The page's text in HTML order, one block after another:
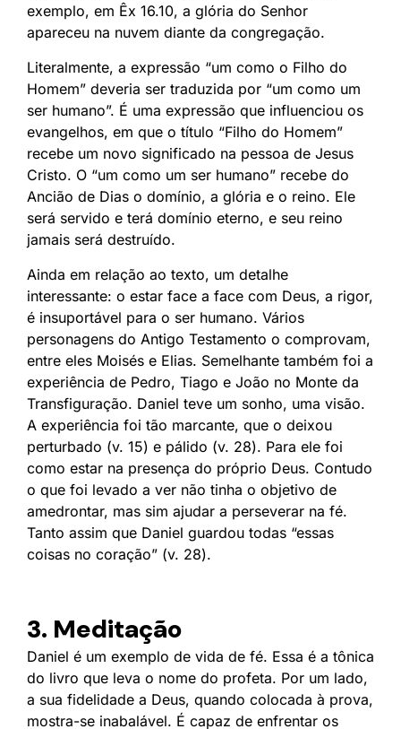
exemplo, em Êx 16.10, a glória do Senhor
apareceu na nuvem diante da congregação.
Literalmente, a expressão “um como o Filho do
Homem” deveria ser traduzida por “um como um
ser humano”. É uma expressão que influenciou os
evangelhos, em que o título “Filho do Homem”
recebe um novo significado na pessoa de Jesus
Cristo. O “um como um ser humano” recebe do
Ancião de Dias o domínio, a glória e o reino. Ele
será servido e terá domínio eterno, e seu reino
jamais será destruído.
Ainda em relação ao texto, um detalhe
interessante: o estar face a face com Deus, a rigor,
é insuportável para o ser humano. Vários
personagens do Antigo Testamento o comprovam,
entre eles Moisés e Elias. Semelhante também foi a
experiência de Pedro, Tiago e João no Monte da
Transfiguração. Daniel teve um sonho, uma visão.
A experiência foi tão marcante, que o deixou
perturbado (v. 15) e pálido (v. 28). Para ele foi
como estar na presença do próprio Deus. Contudo
o que foi levado a ver não tinha o objetivo de
amedrontar, mas sim ajudar a perseverar na fé.
Tanto assim que Daniel guardou todas “essas
coisas no coração” (v. 28).
3. Meditação
Daniel é um exemplo de vida de fé. Essa é a tônica
do livro que leva o nome do profeta. Por um lado,
a sua fidelidade a Deus, quando colocada à prova,
mostra-se inabalável. É capaz de enfrentar os